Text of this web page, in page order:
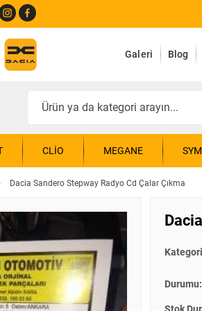
Galeri Blog
CLIO MEGANE
Dacia Sandero Stepway Radyo Cd Çalar Çıkma
Durumu: